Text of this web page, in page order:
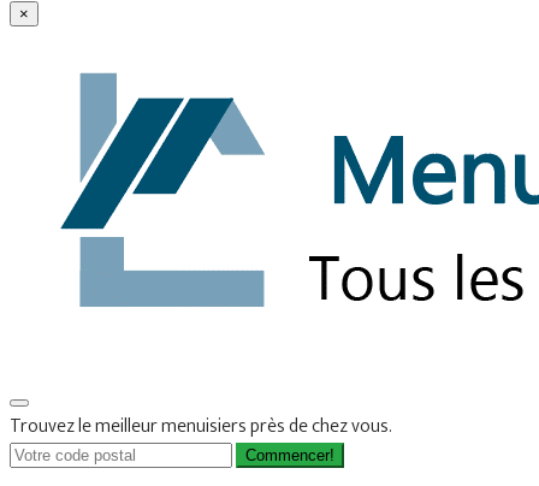
×
Trouvez le meilleur menuisiers près de chez vous.
Commencer!